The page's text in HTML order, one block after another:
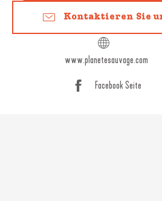
Kontaktieren Sie
www.planetesauvage.com
Facebook Seite